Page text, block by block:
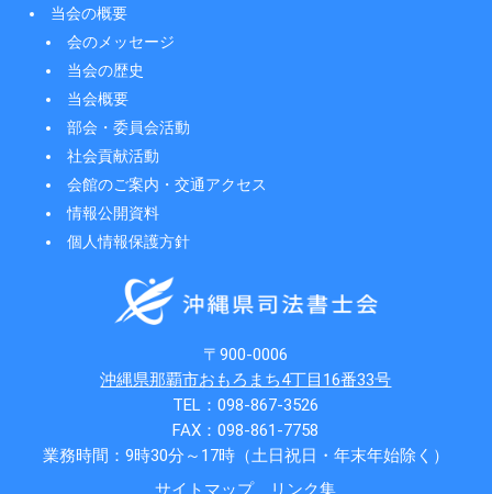
当会の概要
会のメッセージ
当会の歴史
当会概要
部会・委員会活動
社会貢献活動
会館のご案内・交通アクセス
情報公開資料
個人情報保護方針
〒900-0006
沖縄県那覇市おもろまち4丁目16番33号
TEL：098-867-3526
FAX：098-861-7758
業務時間：9時30分～17時（土日祝日・年末年始除く）
サイトマップ
リンク集